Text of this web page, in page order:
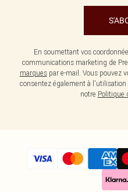
En soumettant vos
communications marketing de
marquespar e-mail. Vous pouvez
consentez également à
notre Politique